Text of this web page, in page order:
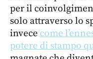
per il
solo attraverso lo
invece come
potere di stampo